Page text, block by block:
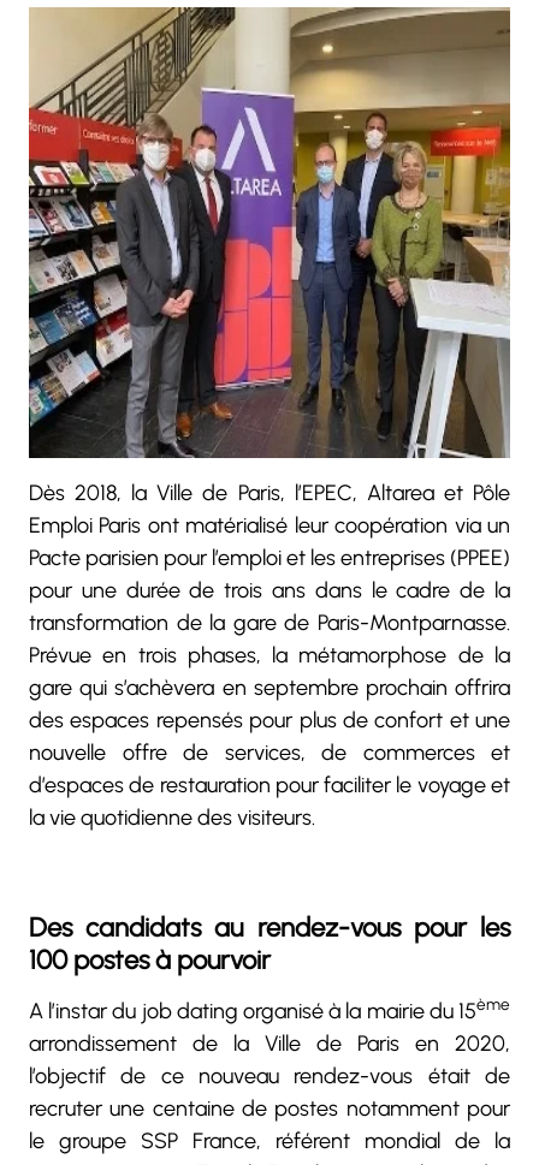
Dès 2018, la Ville de Paris, l’EPEC, Altarea et Pôle
Emploi Paris ont matérialisé leur coopération via un
Pacte parisien pour l’emploi et les entreprises (PPEE)
pour une durée de trois ans dans le cadre de la
transformation de la gare de Paris-Montparnasse.
Prévue en trois phases, la métamorphose de la
gare qui s’achèvera en septembre prochain offrira
des espaces repensés pour plus de confort et une
nouvelle offre de services, de commerces et
d’espaces de restauration pour faciliter le voyage et
la vie quotidienne des visiteurs.
Des candidats au rendez-vous pour les
100 postes à pourvoir
A l’instar du job dating organisé à la mairie du 15ème
arrondissement de la Ville de Paris en 2020,
l’objectif de ce nouveau rendez-vous était de
recruter une centaine de postes notamment pour
le groupe SSP France, référent mondial de la